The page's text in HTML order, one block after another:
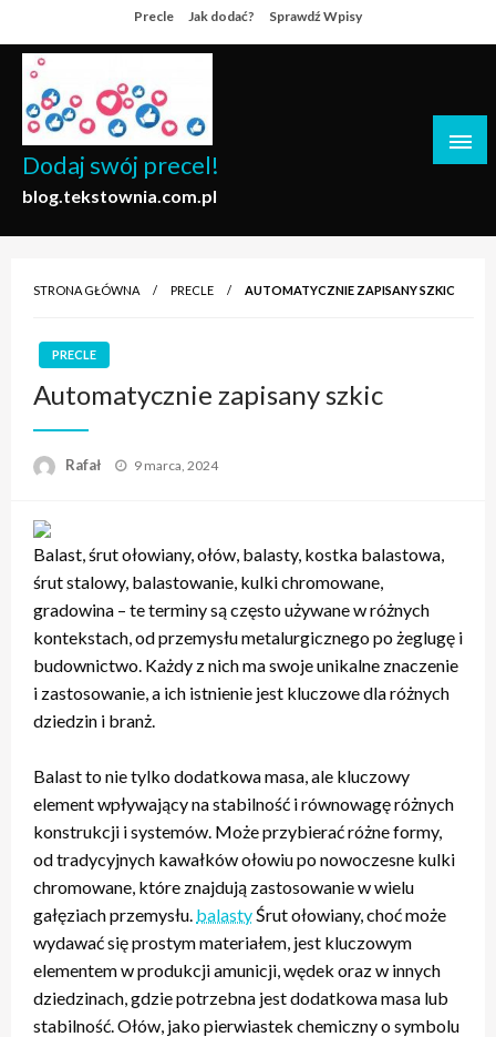
to
content
Precle Jak dodać? Sprawdź Wpisy
Dodaj swój precel!
blog.tekstownia.com.pl
STRONA GŁÓWNA PRECLE AUTOMATYCZNIE ZAPISANY SZKIC
PRECLE
Automatycznie zapisany szkic
Rafał
Opublikowane
9 marca, 2024
Balast, śrut ołowiany, ołów, balasty, kostka balastowa,
śrut stalowy, balastowanie, kulki chromowane,
gradowina – te terminy są często używane w różnych
kontekstach, od przemysłu metalurgicznego po żeglugę i
budownictwo. Każdy z nich ma swoje unikalne znaczenie
i zastosowanie, a ich istnienie jest kluczowe dla różnych
dziedzin i branż.
Balast to nie tylko dodatkowa masa, ale kluczowy
element wpływający na stabilność i równowagę różnych
konstrukcji i systemów. Może przybierać różne formy,
od tradycyjnych kawałków ołowiu po nowoczesne kulki
chromowane, które znajdują zastosowanie w wielu
gałęziach przemysłu. balasty Śrut ołowiany, choć może
wydawać się prostym materiałem, jest kluczowym
elementem w produkcji amunicji, wędek oraz w innych
dziedzinach, gdzie potrzebna jest dodatkowa masa lub
stabilność. Ołów, jako pierwiastek chemiczny o symbolu